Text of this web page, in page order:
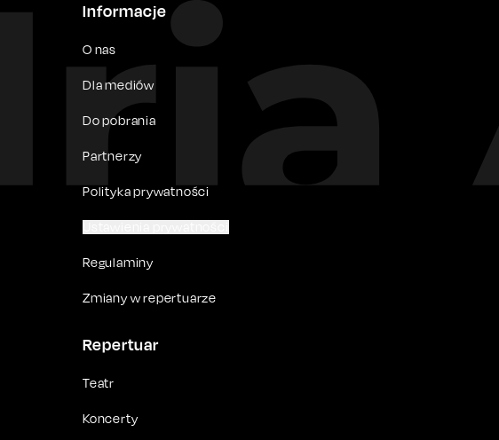
Informacje
O nas
Dla mediów
Do pobrania
Partnerzy
Polityka prywatności
Regulaminy
Zmiany w repertuarze
Repertuar
Teatr
Koncerty